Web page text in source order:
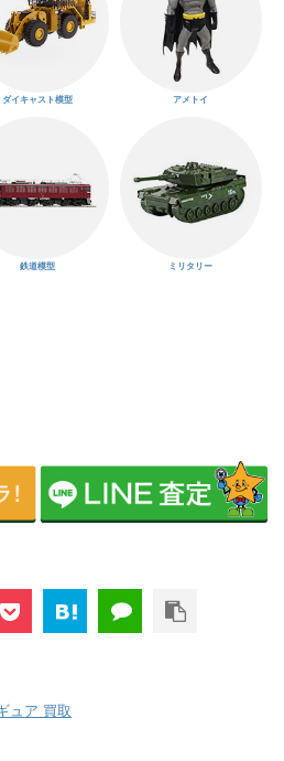
ダイキャスト模型 アメトイ
鉄道模型 ミリタリー
ュア 買取